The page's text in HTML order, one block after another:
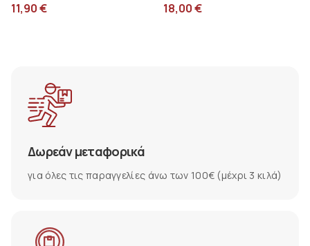
11,90€
KSSB0007
18,00€
Δωρεάν μεταφορικά
για όλες τις παραγγελίες άνω των 100€ (μέχρι 3 κιλά)